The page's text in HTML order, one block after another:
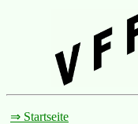
⇒ Startseite